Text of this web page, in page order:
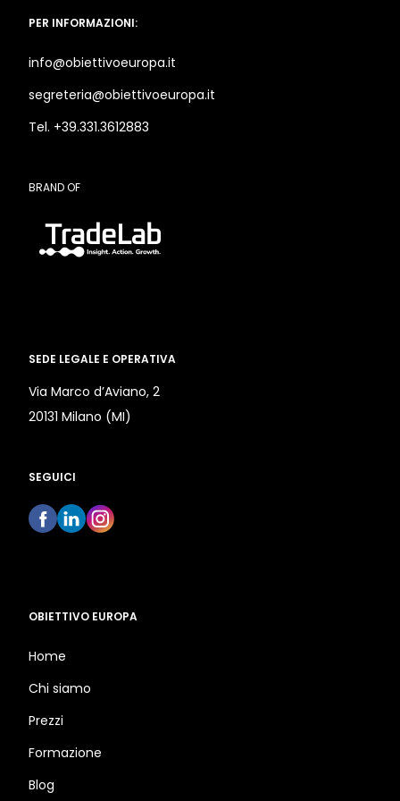
PER INFORMAZIONI:
info@obiettivoeuropa.it
segreteria@obiettivoeuropa.it
Tel. +39.331.3612883
BRAND OF
SEDE LEGALE E OPERATIVA
Via Marco d’Aviano, 2
20131 Milano (MI)
SEGUICI
OBIETTIVO EUROPA
Home
Chi siamo
Prezzi
Formazione
Blog